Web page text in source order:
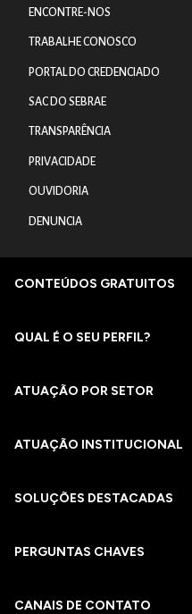
ENCONTRE-NOS
TRABALHE CONOSCO
PORTAL DO CREDENCIADO
SAC DO SEBRAE
TRANSPARÊNCIA
PRIVACIDADE
OUVIDORIA
DENUNCIA
CONTEÚDOS GRATUITOS
QUAL É O SEU PERFIL?
ATUAÇÃO POR SETOR
ATUAÇÃO INSTITUCIONAL
SOLUÇÕES DESTACADAS
PERGUNTAS CHAVES​
CANAIS DE CONTATO